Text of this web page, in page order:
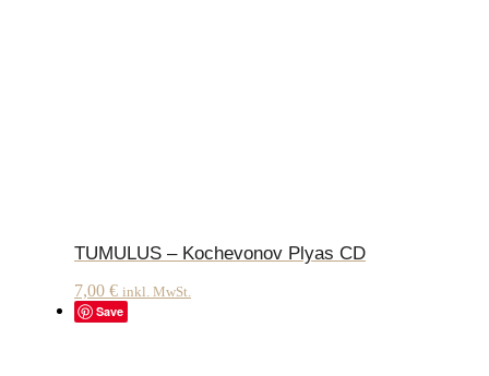
TUMULUS – Kochevonov Plyas CD
7,00 € inkl. MwSt.
Save